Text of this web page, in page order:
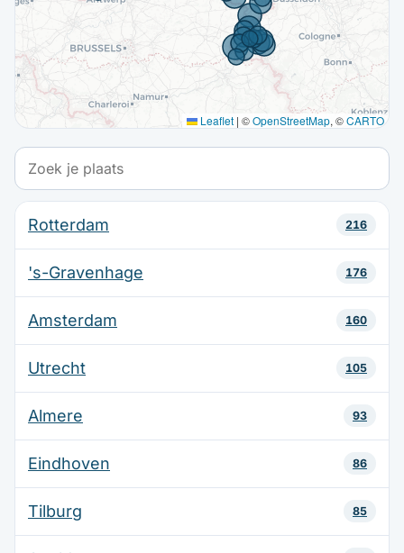
Rotterdam 216
's-Gravenhage 176
Amsterdam 160
Utrecht 105
Almere 93
Eindhoven 86
Tilburg 85
Leaflet | ©OpenStreetMap, ©CARTO